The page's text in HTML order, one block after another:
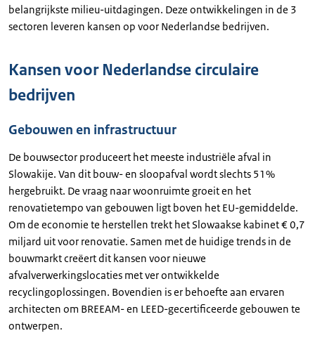
belangrijkste milieu-uitdagingen. Deze ontwikkelingen in de 3
sectoren leveren kansen op voor Nederlandse bedrijven.
Kansen voor Nederlandse circulaire
bedrijven
Gebouwen en infrastructuur
De bouwsector produceert het meeste industriële afval in
Slowakije. Van dit bouw- en sloopafval wordt slechts 51%
hergebruikt. De vraag naar woonruimte groeit en het
renovatietempo van gebouwen ligt boven het EU-gemiddelde.
Om de economie te herstellen trekt het Slowaakse kabinet € 0,7
miljard uit voor renovatie. Samen met de huidige trends in de
bouwmarkt creëert dit kansen voor nieuwe
afvalverwerkingslocaties met ver ontwikkelde
recyclingoplossingen. Bovendien is er behoefte aan ervaren
architecten om BREEAM- en LEED-gecertificeerde gebouwen te
ontwerpen.